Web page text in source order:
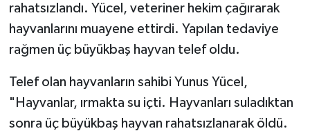
rahatsızlandı. Yücel, veteriner hekim çağırarak
hayvanlarını muayene ettirdi. Yapılan tedaviye
rağmen üç büyükbaş hayvan telef oldu.
Telef olan hayvanların sahibi Yunus Yücel,
"Hayvanlar, ırmakta su içti. Hayvanları suladıktan
sonra üç büyükbaş hayvan rahatsızlanarak öldü.